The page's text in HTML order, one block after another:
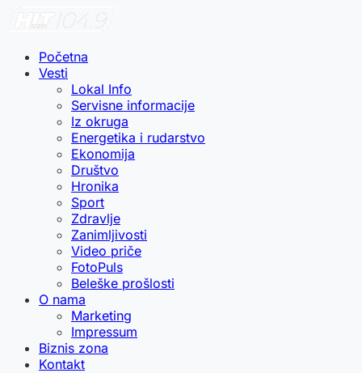
Početna
Vesti
Lokal Info
Servisne informacije
Iz okruga
Energetika i rudarstvo
Ekonomija
Društvo
Hronika
Sport
Zdravlje
Zanimljivosti
Video priče
FotoPuls
Beleške prošlosti
O nama
Marketing
Impressum
Biznis zona
Kontakt